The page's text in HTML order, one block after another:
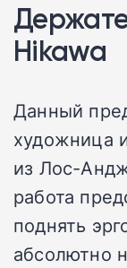
Hikawa
Данный
художница
из Лос-
работа
поднять
абсолютно